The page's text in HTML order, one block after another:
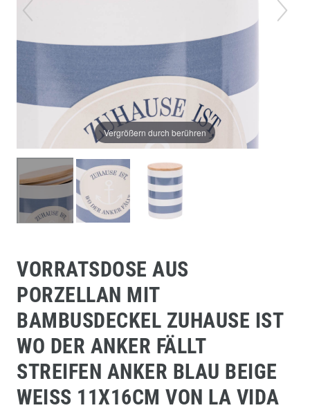
Vergrößern durch berühren
VORRATSDOSE AUS
PORZELLAN MIT
BAMBUSDECKEL ZUHAUSE IST
WO DER ANKER FÄLLT
STREIFEN ANKER BLAU BEIGE
WEISS 11X16CM VON LA VIDA